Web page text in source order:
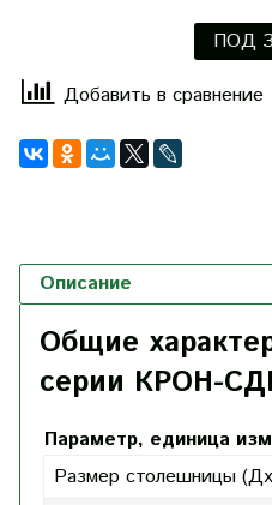
ПОД
Добавить в сравнение
Описание
Общие
серии КРОН-
Параметр, единица
Размер столешницы